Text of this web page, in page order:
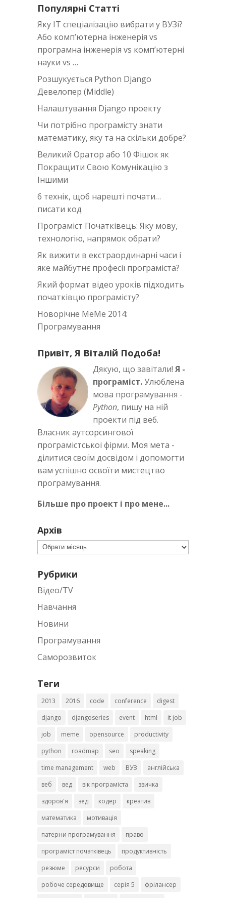
Популярні Статті
Яку IT спеціалізацію вибрати у ВУЗі?
Або комп’ютерна інженерія vs
програмна інженерія vs комп’ютерні
науки vs …
Розшукується Python Django
Девелопер (Middle)
Налаштування Django проекту
Чи потрібно програмісту знати
математику, яку та на скільки добре?
Великий Оратор або 10 Фішок як
Покращити Свою Комунікацію з
Іншими
6 технік, щоб нарешті почати…
писати код
Програміст Початківець: Яку мову,
технологію, напрямок обрати?
Як вижити в екстраординарні часи i
яке майбутнє професії програміста?
Який формат відео уроків підходить
початківцю програмісту?
Новорічне MeMe 2014:
Програмування
Привіт, Я Віталій Подоба!
Дякую, що завітали! Я -
програміст.Улюблена
мова програмування -
Python, пишу на ній
проекти під веб.
Власник аутсорсингової
програмістської фірми. Моя мета -
ділитися своїм досвідом і допомогти
вам успішно освоїти мистецтво
програмування.
Більше про проект і про мене...
Архів
Архів
Рубрики
Відео/TV
Навчання
Новини
Програмування
Саморозвиток
Теги
2013 2016 code conference
digest
django
djangoseries event html
it job
job
meme opensource
productivity
python
roadmap seo
speaking
time management
web ВУЗ
англійська
веб
вед вік програміста
звичка
здоров'я
зед кодер
креатив
математика
мотивація
патерни програмування
право
програміст початківець
продуктивність
резюме
ресурси
робота
робоче середовище
серія 5
фрілансер